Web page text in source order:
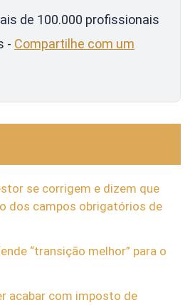
de 100.000 profissionais
- Compartilhe com um
se corrigem e dizem que
dos campos obrigatórios de
“transição melhor” para o
acabar com imposto de